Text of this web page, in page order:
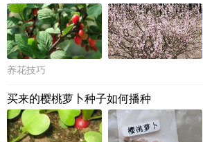
养花技巧
买来的樱桃萝卜种子如何播种